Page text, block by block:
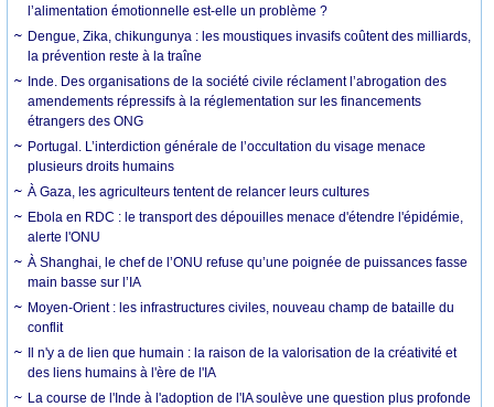
l’alimentation émotionnelle est-elle un problème ?
Dengue, Zika, chikungunya : les moustiques invasifs coûtent des milliards,
la prévention reste à la traîne
Inde. Des organisations de la société civile réclament l’abrogation des
amendements répressifs à la réglementation sur les financements
étrangers des ONG
Portugal. L’interdiction générale de l’occultation du visage menace
plusieurs droits humains
À Gaza, les agriculteurs tentent de relancer leurs cultures
Ebola en RDC : le transport des dépouilles menace d'étendre l'épidémie,
alerte l'ONU
À Shanghai, le chef de l’ONU refuse qu’une poignée de puissances fasse
main basse sur l’IA
Moyen-Orient : les infrastructures civiles, nouveau champ de bataille du
conflit
Il n'y a de lien que humain : la raison de la valorisation de la créativité et
des liens humains à l'ère de l'IA
La course de l'Inde à l'adoption de l'IA soulève une question plus profonde